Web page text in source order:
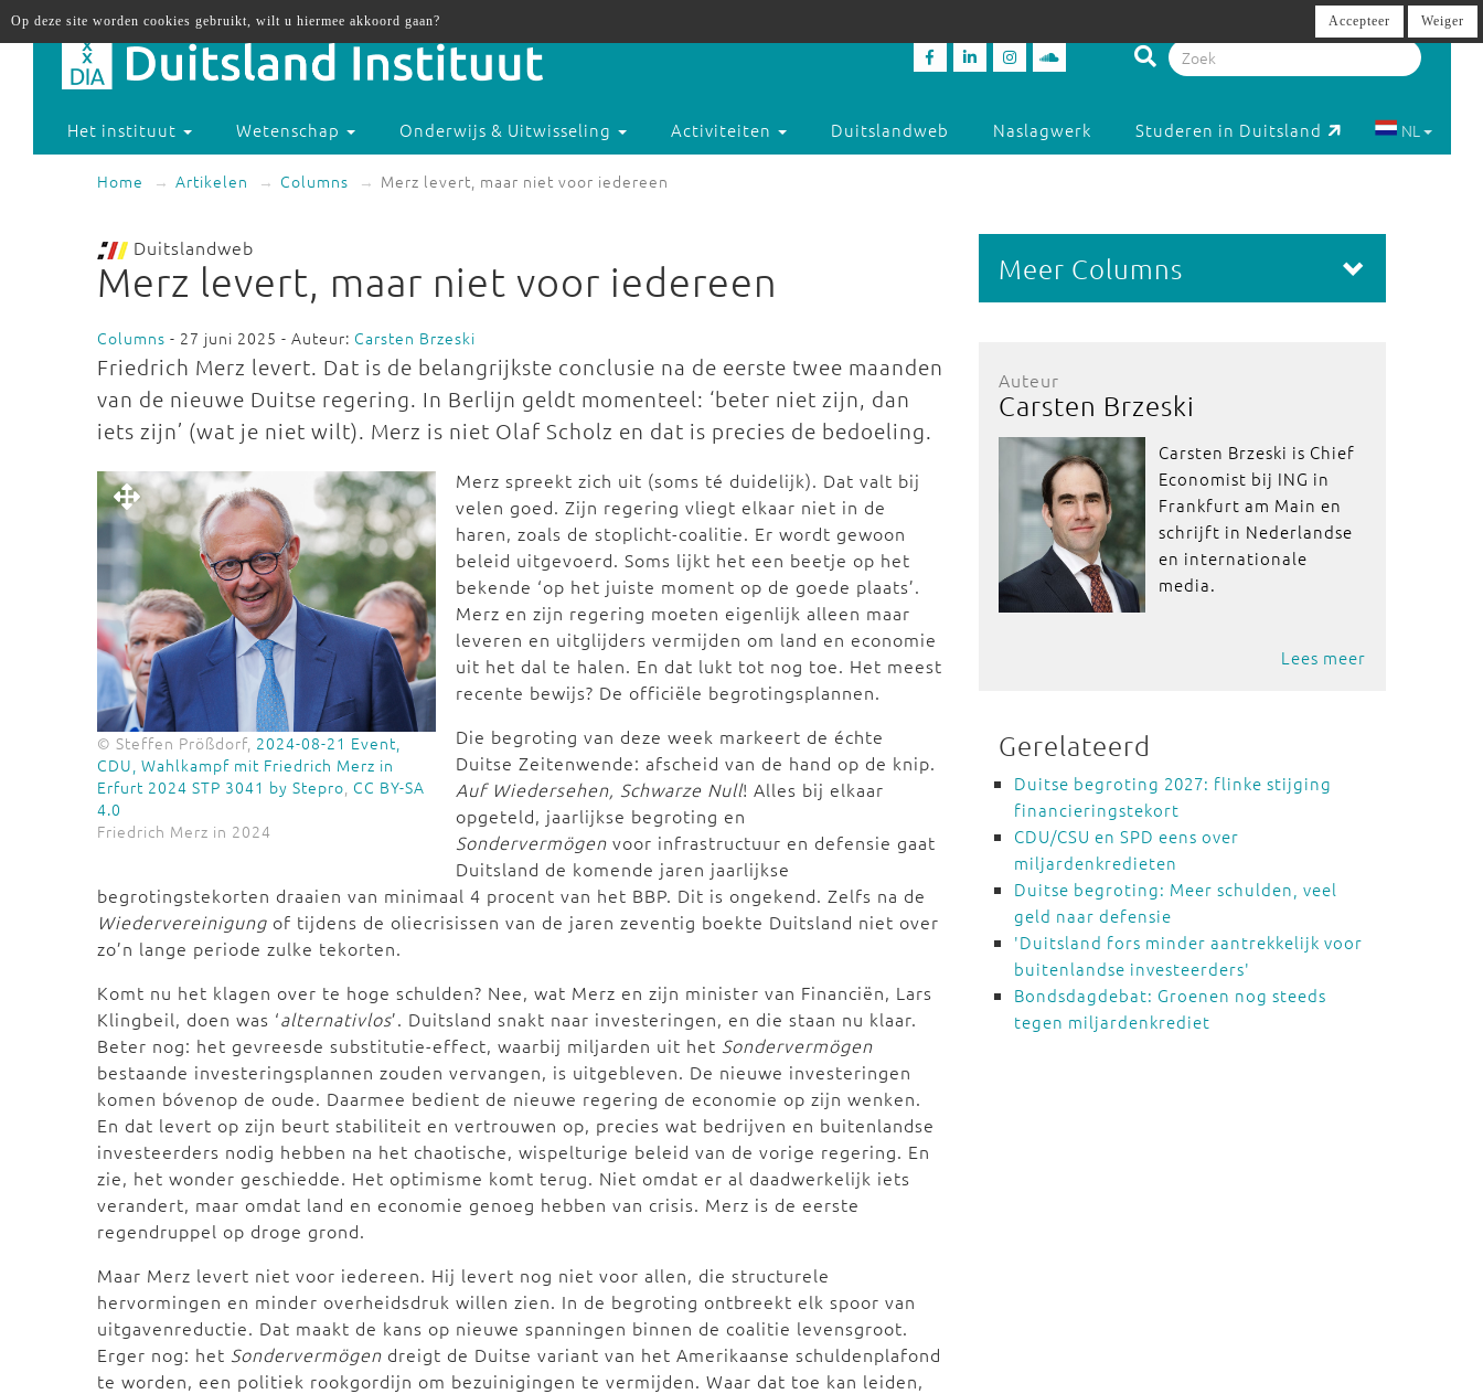
Het instituut Wetenschap Onderwijs & Uitwisseling Activiteiten Duitslandweb Naslagwerk Studeren in Duitsland NL
Home Artikelen Columns Merz levert, maar niet voor iedereen
Duitslandweb
Merz levert, maar niet voor iedereen
Columns - 27 juni 2025 - Auteur: Carsten Brzeski
Friedrich Merz levert. Dat is de belangrijkste conclusie na de eerste twee maanden
van de nieuwe Duitse regering. In Berlijn geldt momenteel: ‘beter niet zijn, dan
iets zijn’ (wat je niet wilt). Merz is niet Olaf Scholz en dat is precies de bedoeling.
© Steffen Prößdorf, 2024-08-21 Event,
CDU, Wahlkampf mit Friedrich Merz in
Erfurt 2024 STP 3041 by Stepro, CC BY-SA
4.0
Friedrich Merz in 2024
Merz spreekt zich uit (soms té duidelijk). Dat valt bij
velen goed. Zijn regering vliegt elkaar niet in de
haren, zoals de stoplicht-coalitie. Er wordt gewoon
beleid uitgevoerd. Soms lijkt het een beetje op het
bekende ‘op het juiste moment op de goede plaats’.
Merz en zijn regering moeten eigenlijk alleen maar
leveren en uitglijders vermijden om land en economie
uit het dal te halen. En dat lukt tot nog toe. Het meest
recente bewijs? De officiële begrotingsplannen.
Die begroting van deze week markeert de échte
Duitse Zeitenwende: afscheid van de hand op de knip.
Auf Wiedersehen, Schwarze Null! Alles bij elkaar
opgeteld, jaarlijkse begroting en
Sondervermögen voor infrastructuur en defensie gaat
Duitsland de komende jaren jaarlijkse
begrotingstekorten draaien van minimaal 4 procent van het BBP. Dit is ongekend. Zelfs na de
Wiedervereinigung of tijdens de oliecrisissen van de jaren zeventig boekte Duitsland niet over
zo’n lange periode zulke tekorten.
Komt nu het klagen over te hoge schulden? Nee, wat Merz en zijn minister van Financiën, Lars
Klingbeil, doen was ‘alternativlos’. Duitsland snakt naar investeringen, en die staan nu klaar.
Beter nog: het gevreesde substitutie-effect, waarbij miljarden uit het Sondervermögen
bestaande investeringsplannen zouden vervangen, is uitgebleven. De nieuwe investeringen
komen bóvenop de oude. Daarmee bedient de nieuwe regering de economie op zijn wenken.
En dat levert op zijn beurt stabiliteit en vertrouwen op, precies wat bedrijven en buitenlandse
investeerders nodig hebben na het chaotische, wispelturige beleid van de vorige regering. En
zie, het wonder geschiedde. Het optimisme komt terug. Niet omdat er al daadwerkelijk iets
verandert, maar omdat land en economie genoeg hebben van crisis. Merz is de eerste
regendruppel op droge grond.
Maar Merz levert niet voor iedereen. Hij levert nog niet voor allen, die structurele
hervormingen en minder overheidsdruk willen zien. In de begroting ontbreekt elk spoor van
uitgavenreductie. Dat maakt de kans op nieuwe spanningen binnen de coalitie levensgroot.
Erger nog: het Sondervermögen dreigt de Duitse variant van het Amerikaanse schuldenplafond
te worden, een politiek rookgordijn om bezuinigingen te vermijden. Waar dat toe kan leiden,
Meer Columns
Auteur
Carsten Brzeski
Carsten Brzeski is Chief
Economist bij ING in
Frankfurt am Main en
schrijft in Nederlandse
en internationale
media.
Lees meer
Gerelateerd
Duitse begroting 2027: flinke stijging
financieringstekort
CDU/CSU en SPD eens over
miljardenkredieten
Duitse begroting: Meer schulden, veel
geld naar defensie
'Duitsland fors minder aantrekkelijk voor
buitenlandse investeerders'
Bondsdagdebat: Groenen nog steeds
tegen miljardenkrediet
Op deze site worden cookies gebruikt, wilt u hiermee akkoord gaan? Accepteer Weiger